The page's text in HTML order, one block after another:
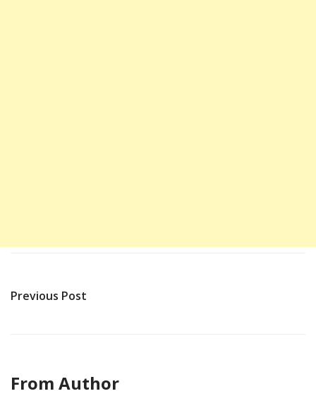
Previous Post
From Author